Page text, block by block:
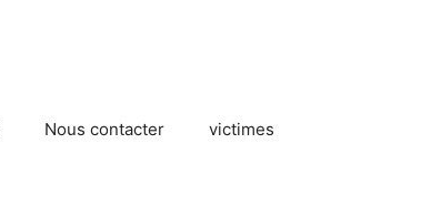
Nous contacter victimes